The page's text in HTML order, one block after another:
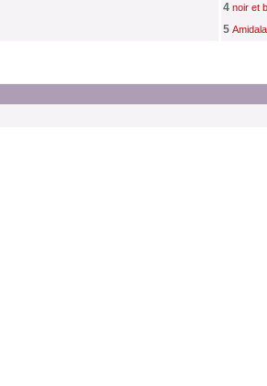
4 noir et
5